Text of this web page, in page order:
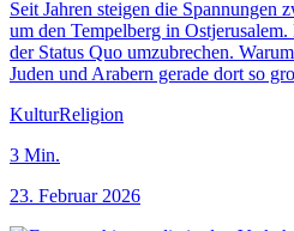
Seit Jahren steigen die Spannungen
um den Tempelberg in
der Status Quo umzubrechen.
Juden und Arabern gerade dort so
KulturReligion
3 Min.
23. Februar 2026